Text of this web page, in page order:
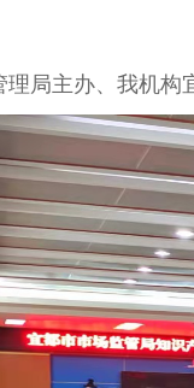
理局主办、我机